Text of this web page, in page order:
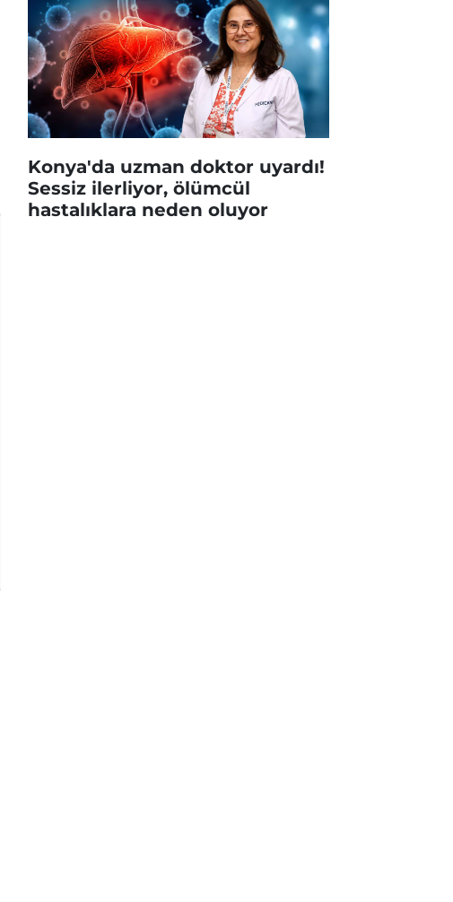
Konya'da uzman doktor uyardı!
Sessiz ilerliyor, ölümcül
hastalıklara neden oluyor